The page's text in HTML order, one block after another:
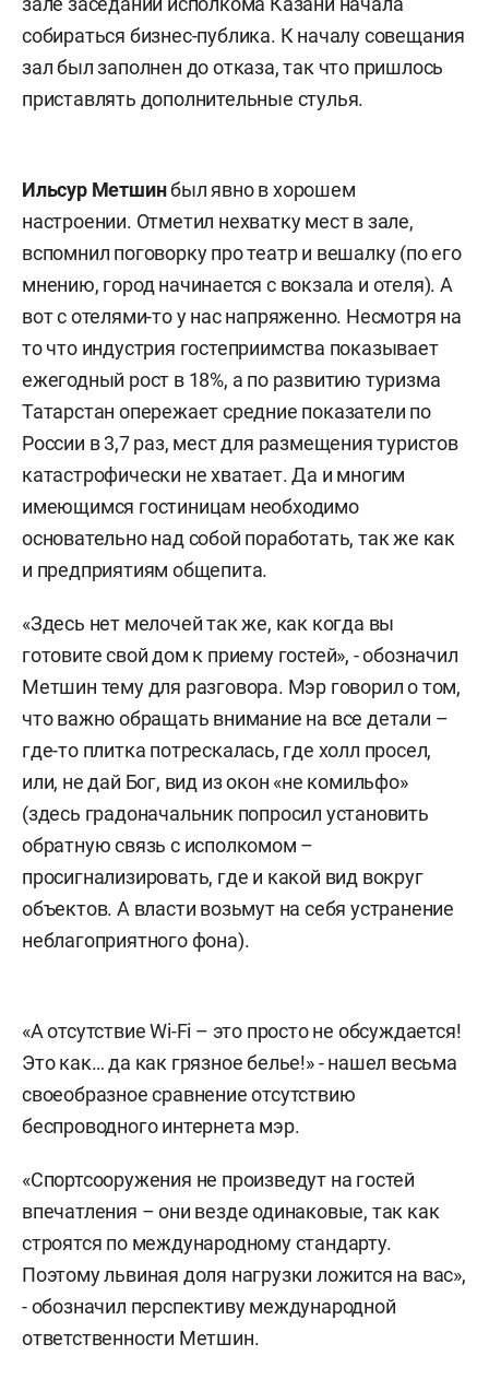
собираться бизнес-публика. К началу совещания
зал был заполнен до отказа, так что пришлось
приставлять дополнительные стулья.
Ильсур Метшинбыл явно в хорошем
настроении. Отметил нехватку мест в зале,
вспомнил поговорку про театр и вешалку (по его
мнению, город начинается с вокзала и отеля). А
вот с отелями-то у нас напряженно. Несмотря на
то что индустрия гостеприимства показывает
ежегодный рост в 18%, а по развитию туризма
Татарстан опережает средние показатели по
России в 3,7 раз, мест для размещения туристов
катастрофически не хватает. Да и многим
имеющимся гостиницам необходимо
основательно над собой поработать, так же как
и предприятиям общепита.
«Здесь нет мелочей так же, как когда вы
готовите свой дом к приему гостей», - обозначил
Метшин тему для разговора. Мэр говорил о том,
что важно обращать внимание на все детали –
где-то плитка потрескалась, где холл просел,
или, не дай Бог, вид из окон «не комильфо»
(здесь градоначальник попросил установить
обратную связь с исполкомом –
просигнализировать, где и какой вид вокруг
объектов. А власти возьмут на себя устранение
неблагоприятного фона).
«А отсутствие Wi-Fi – это просто не обсуждается!
Это как… да как грязное белье!» - нашел весьма
своеобразное сравнение отсутствию
беспроводного интернета мэр.
«Спортсооружения не произведут на гостей
впечатления – они везде одинаковые, так как
строятся по международному стандарту.
Поэтому львиная доля нагрузки ложится на вас»,
- обозначил перспективу международной
ответственности Метшин.